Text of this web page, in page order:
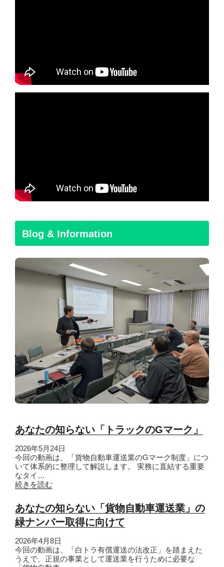
Blog & Information
あなたの知らない「トラックのGマーク」
2026年5月24日
今回の動画は、「貨物自動車運送業のGマーク制度」につ
いて体系的に整理して解説します。 実務に直結する重要
なタイ…
続きを読む
あなたの知らない「貨物自動車運送業」の
緑ナンバー取得に向けて
2026年4月8日
今回の動画は、「白トラ有償運送の法改正」を踏まえた
うえで、正規の事業として運送業を行うために必要な